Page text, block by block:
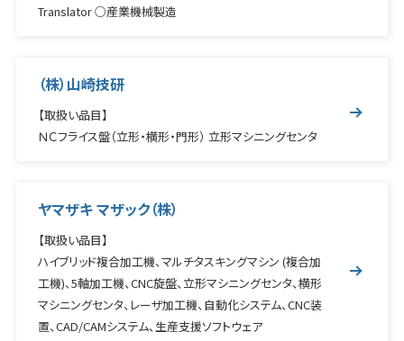
Translator ○産業機械製造
（株）山崎技研
【取扱い品目】
ＮＣフライス盤（立形・横形・門形） 立形マシニングセンタ
ヤマザキ マザック（株）
【取扱い品目】
ハイブリッド複合加工機、マルチタスキングマシン (複合加
工機)、5軸加工機、CNC旋盤、立形マシニングセンタ、横形
マシニングセンタ、レーザ加工機、自動化システム、CNC装
置、CAD/CAMシステム、生産支援ソフトウェア